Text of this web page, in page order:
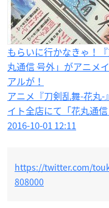
もらいに行かなきゃ！
丸通信 号外」がアニメ
アルが！
アニメ『刀剣乱舞-花丸
イト全店にて「花丸通
2016-10-01 12:11
https://twitter.com/
808000